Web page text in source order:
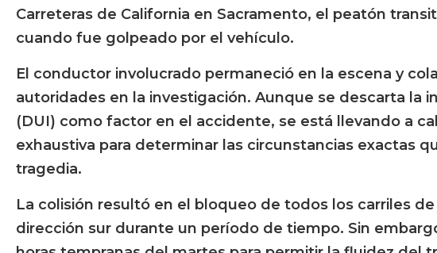
Carreteras de California en Sacramento, el peatón
cuando fue golpeado por el vehículo.
El conductor involucrado permaneció en la escena y
autoridades en la investigación. Aunque se descarta la
(DUI) como factor en el accidente, se está llevando a
exhaustiva para determinar las circunstancias exactas
tragedia.
La colisión resultó en el bloqueo de todos los carriles
dirección sur durante un período de tiempo. Sin